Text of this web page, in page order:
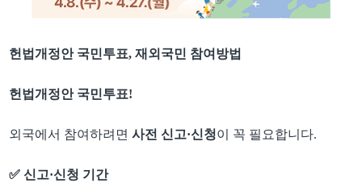
헌법개정안 국민투표,재외국민 참여방법
헌법개정안 국민투표!
외국에서 참여하려면사전 신고·신청이 꼭 필요합니다.
✅신고·신청 기간